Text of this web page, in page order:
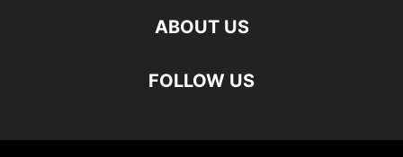
ABOUT US
FOLLOW US